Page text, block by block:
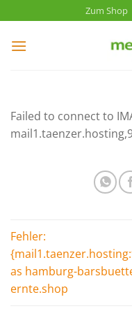
Inhalt
springen
Zum Shop
Failed to connect to
Fehler:
as hamburg-
ernte.shop